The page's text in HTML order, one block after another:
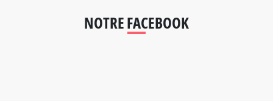
NOTRE FACEBOOK